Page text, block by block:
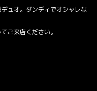
ュオ。ダンディでオシャレな
ご来店ください。